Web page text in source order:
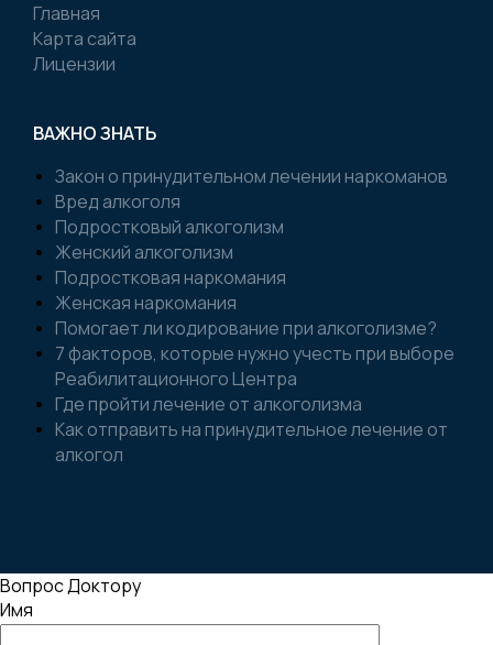
Главная
Карта сайта
Лицензии
ВАЖНО ЗНАТЬ
Закон о принудительном лечении наркоманов
Вред алкоголя
Подростковый алкоголизм
Женский алкоголизм
Подростковая наркомания
Женская наркомания
Помогает ли кодирование при алкоголизме?
7 факторов, которые нужно учесть при выборе
Реабилитационного Центра
Где пройти лечение от алкоголизма
Как отправить на принудительное лечение от
алкогол
Вопрос Доктору
Имя